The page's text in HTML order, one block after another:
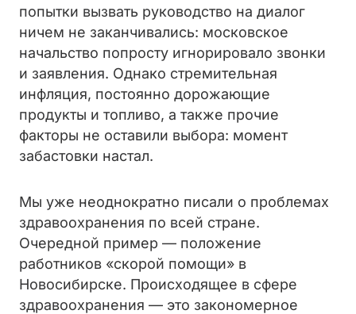
попытки вызвать руководство на диалог
ничем не заканчивались: московское
начальство попросту игнорировало звонки
и заявления. Однако стремительная
инфляция, постоянно дорожающие
продукты и топливо, а также прочие
факторы не оставили выбора: момент
забастовки настал.
Мы уже неоднократно писали о проблемах
здравоохранения по всей стране.
Очередной пример — положение
работников «скорой помощи» в
Новосибирске. Происходящее в сфере
здравоохранения — это закономерное